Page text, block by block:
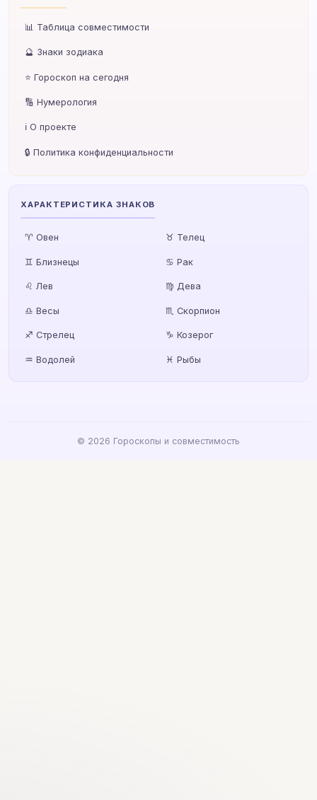
📊 Таблица совместимости
🔮 Знаки зодиака
⭐ Гороскоп на сегодня
🔢 Нумерология
ℹ️ О проекте
🔒 Политика конфиденциальности
ХАРАКТЕРИСТИКА ЗНАКОВ
♈ Овен ♉ Телец
♊ Близнецы ♋ Рак
♌ Лев ♍ Дева
♎ Весы ♏ Скорпион
♐ Стрелец ♑ Козерог
♒ Водолей ♓ Рыбы
© 2026 Гороскопы и совместимость